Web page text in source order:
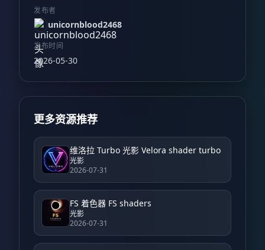
发布者
unicornblood2468
发布时间
2026-05-30
更多资源推荐
维洛拉 Turbo 光影 Velora shader turbo
光影
2026-07-31
FS 着色器 FS shaders
光影
2026-07-31